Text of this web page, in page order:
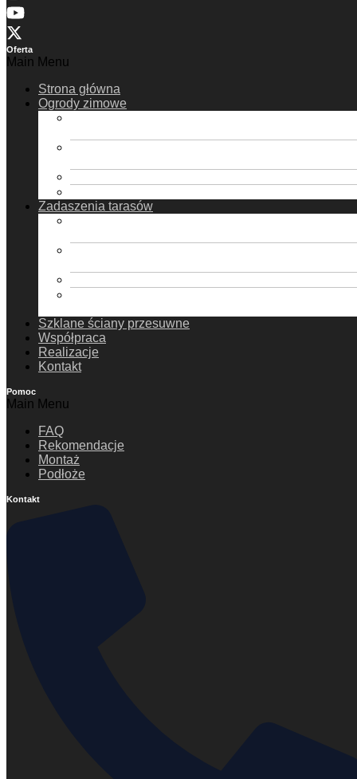
Oferta
Main Menu
Strona główna
Ogrody zimowe
Zadaszenia tarasów
Szklane ściany przesuwne
Współpraca
Realizacje
Kontakt
Pomoc
Main Menu
FAQ
Rekomendacje
Montaż
Podłoże
Kontakt